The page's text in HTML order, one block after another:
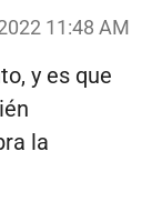
11:48 AM
y es que
la